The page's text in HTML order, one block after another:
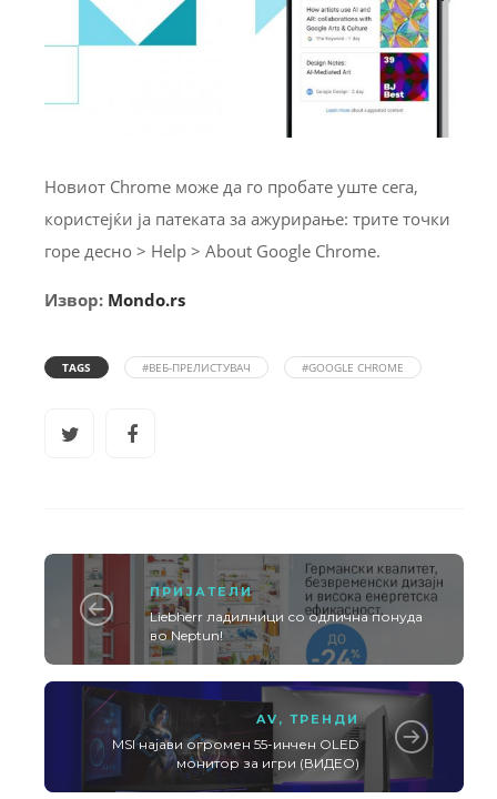
Новиот Chrome може да го пробате уште сега,
користејќи ја патеката за ажурирање: трите точки
горе десно > Help > About Google Chrome.
Извор: Mondo.rs
TAGS #ВЕБ-ПРЕЛИСТУВАЧ #GOOGLE CHROME
ПРИЈАТЕЛИ
Liebherr ладилници со одлична понуда
во Neptun!
AV , ТРЕНДИ
MSI најави огромен 55-инчен OLED
монитор за игри (ВИДЕО)